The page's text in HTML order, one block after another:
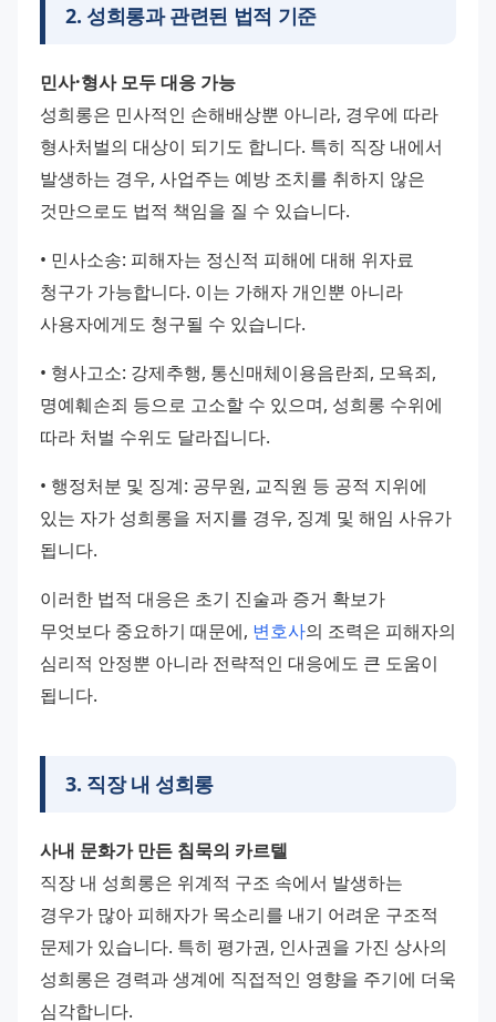
2. 성희롱과 관련된 법적 기준
민사·형사 모두 대응 가능
성희롱은 민사적인 손해배상뿐 아니라, 경우에 따라
형사처벌의 대상이 되기도 합니다. 특히 직장 내에서
발생하는 경우, 사업주는 예방 조치를 취하지 않은
것만으로도 법적 책임을 질 수 있습니다.
• 민사소송: 피해자는 정신적 피해에 대해 위자료
청구가 가능합니다. 이는 가해자 개인뿐 아니라
사용자에게도 청구될 수 있습니다.
• 형사고소: 강제추행, 통신매체이용음란죄, 모욕죄,
명예훼손죄 등으로 고소할 수 있으며, 성희롱 수위에
따라 처벌 수위도 달라집니다.
• 행정처분 및 징계: 공무원, 교직원 등 공적 지위에
있는 자가 성희롱을 저지를 경우, 징계 및 해임 사유가
됩니다.
이러한 법적 대응은 초기 진술과 증거 확보가
무엇보다 중요하기 때문에, 변호사의 조력은 피해자의
심리적 안정뿐 아니라 전략적인 대응에도 큰 도움이
됩니다.
3. 직장 내 성희롱
사내 문화가 만든 침묵의 카르텔
직장 내 성희롱은 위계적 구조 속에서 발생하는
경우가 많아 피해자가 목소리를 내기 어려운 구조적
문제가 있습니다. 특히 평가권, 인사권을 가진 상사의
성희롱은 경력과 생계에 직접적인 영향을 주기에 더욱
심각합니다.